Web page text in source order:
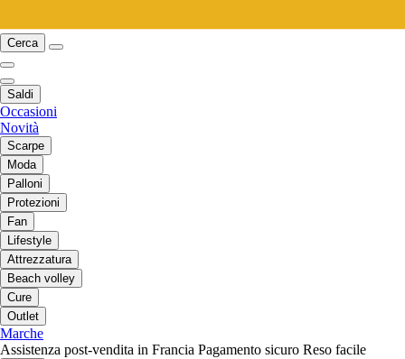
Cerca
Saldi
Occasioni
Novità
Scarpe
Moda
Palloni
Protezioni
Fan
Lifestyle
Attrezzatura
Beach volley
Cure
Outlet
Marche
Assistenza post-vendita in Francia Pagamento sicuro Reso facile